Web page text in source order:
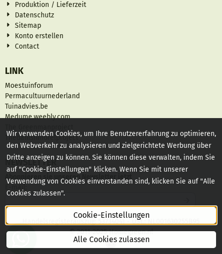
Produktion / Lieferzeit
Datenschutz
Sitemap
Konto erstellen
Contact
LINK
Moestuinforum
Permacultuurnederland
Tuinadvies.be
Medume.weebly.com
Thedanishmorelproject
NEWSLETTER
Abonnieren sie unseren Newsletter jetzt
Geben Sie Ihre E-Mail-Adresse für den Newsletter ein
Handelsregisterauszug: 53734041 - USt.: NL001630255B95
© 2011-2025 Homegreen.nl
Wir verwenden Cookies, um Ihre Benutzererfahrung zu optimieren,
den Webverkehr zu analysieren und zielgerichtete Werbung über
Dritte anzeigen zu können. Sie können diese verwalten, indem Sie
auf "Cookie-Einstellungen" klicken. Wenn Sie mit unserer
Verwendung von Cookies einverstanden sind, klicken Sie auf "Alle
Cookies zulassen".
Cookie-Einstellungen
Alle Cookies zulassen